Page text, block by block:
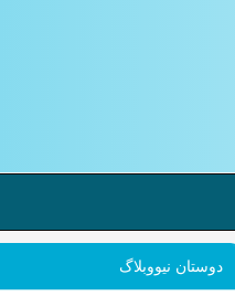
دوستان نیووبلاگ